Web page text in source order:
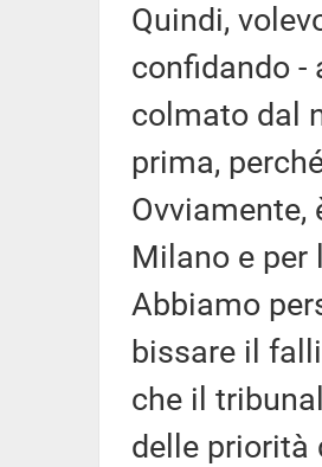
Quindi,
confidando -
colmato dal
prima,
Milano e per
Abbiamo
bissare il
che il
delle priorità